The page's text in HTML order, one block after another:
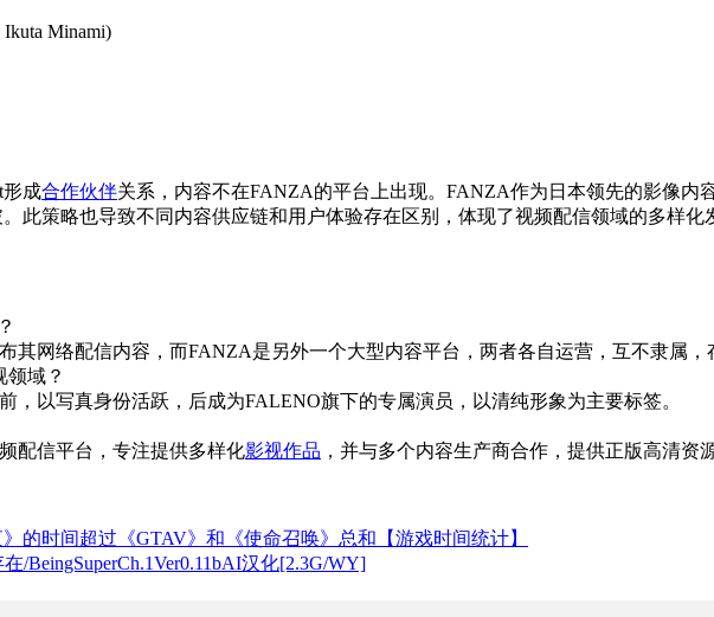
Minami)
成合作伙伴关系，内容不在FANZA的平台上出现。FANZA作为日本领先的影像内
此策略也导致不同内容供应链和用户体验存在区别，体现了视频配信领域的多样化
其网络配信内容，而FANZA是另外一个大型内容平台，两者各自运营，互不隶属，
领域？
，以写真身份活跃，后成为FALENO旗下的专属演员，以清纯形象为主要标签。
配信平台，专注提供多样化影视作品 ，并与多个内容生产商合作，提供正版高清资源
的时间超过《GTAV》和《使命召唤》总和【游戏时间统计】
/BeingSuperCh.1Ver0.11bAI汉化[2.3G/WY]